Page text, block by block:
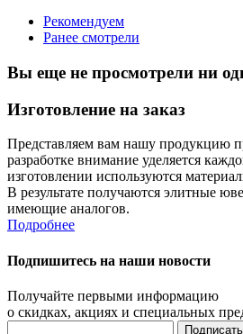
Рекомендуем
Ранее смотрели
Вы еще не просмотрели ни
Изготовление на заказ
Представляем вам нашу продукцию
разработке внимание уделяется
изготовлении используются
В результате получаются элитные
имеющие аналогов.
Подробнее
Подпишитесь на наши новости
Получайте первыми информацию
о скидках, акциях и специальных